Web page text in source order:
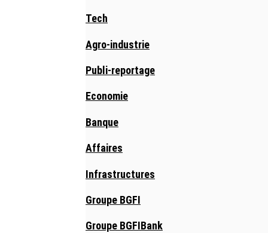
Tech
Agro-industrie
Publi-reportage
Economie
Banque
Affaires
Infrastructures
Groupe BGFI
Groupe BGFIBank